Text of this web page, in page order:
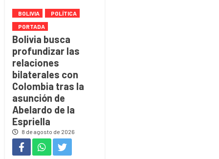
BOLIVIA
POLÍTICA
PORTADA
Bolivia busca
profundizar las
relaciones
bilaterales con
Colombia tras la
asunción de
Abelardo de la
Espriella
8 de agosto de 2026